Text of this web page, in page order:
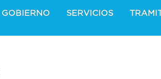
GOBIERNO SERVICIOS